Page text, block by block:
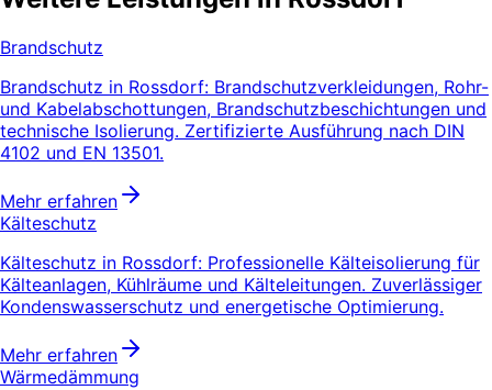
Brandschutz
Brandschutz in Rossdorf: Brandschutzverkleidungen, Rohr-
und Kabelabschottungen, Brandschutzbeschichtungen und
technische Isolierung. Zertifizierte Ausführung nach DIN
4102 und EN 13501.
Mehr erfahren
Kälteschutz
Kälteschutz in Rossdorf: Professionelle Kälteisolierung für
Kälteanlagen, Kühlräume und Kälteleitungen. Zuverlässiger
Kondenswasserschutz und energetische Optimierung.
Mehr erfahren
Wärmedämmung